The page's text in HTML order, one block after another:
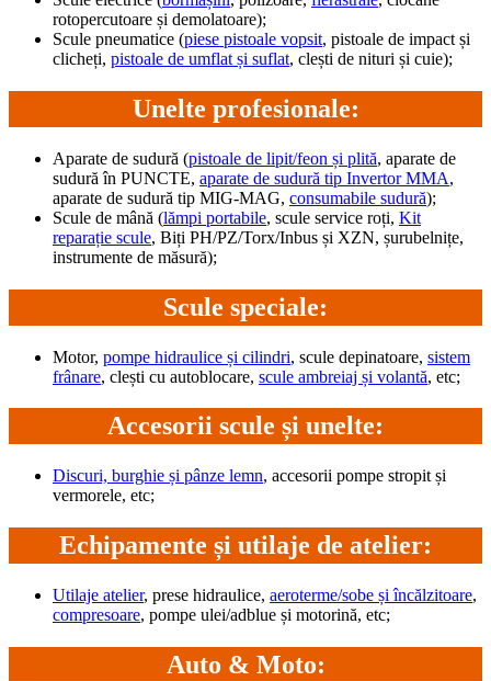
rotopercutoare și demolatoare);
Scule pneumatice (piese pistoale vopsit, pistoale de impact și
clicheți, pistoale de umflat și suflat, clești de nituri și cuie);
Unelte profesionale:
Aparate de sudură (pistoale de lipit/feon și plită, aparate de
sudură în PUNCTE, aparate de sudură tip Invertor MMA,
aparate de sudură tip MIG-MAG, consumabile sudură);
Scule de mână (lămpi portabile, scule service roți, Kit
reparație scule, Biți PH/PZ/Torx/Inbus și XZN, șurubelnițe,
instrumente de măsură);
Scule speciale:
Motor, pompe hidraulice și cilindri, scule depinatoare, sistem
frânare, clești cu autoblocare, scule ambreiaj și volantă, etc;
Accesorii scule și unelte:
Discuri, burghie și pânze lemn, accesorii pompe stropit și
vermorele, etc;
Echipamente și utilaje de atelier:
Utilaje atelier, prese hidraulice, aeroterme/sobe și încălzitoare,
compresoare, pompe ulei/adblue și motorină, etc;
Auto & Moto: